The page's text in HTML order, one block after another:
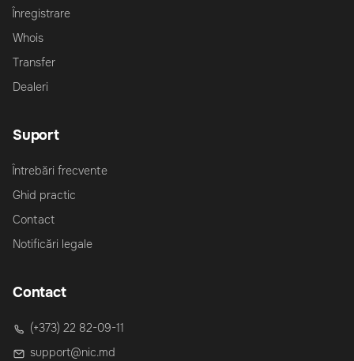
Înregistrare
Whois
Transfer
Dealeri
Suport
Întrebări frecvente
Ghid practic
Contact
Notificări legale
Contact
(+373) 22 82-09-11
support@nic.md